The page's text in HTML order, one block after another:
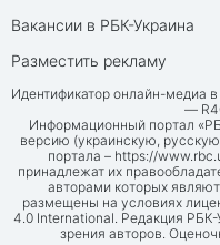
Вакансии в РБК-Украина
Разместить рекламу
Идентификатор онлайн-медиа
—
Информационный портал
версию (украинскую,
портала – https://
принадлежат их
авторами которых
размещены на условиях
4.0 International. Редакция
зрения авторов.